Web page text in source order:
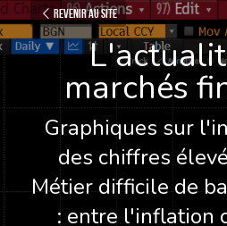
Revenir au site
marchés
Graphiques sur
des chiffres
Métier difficile de
: entre l'inflation